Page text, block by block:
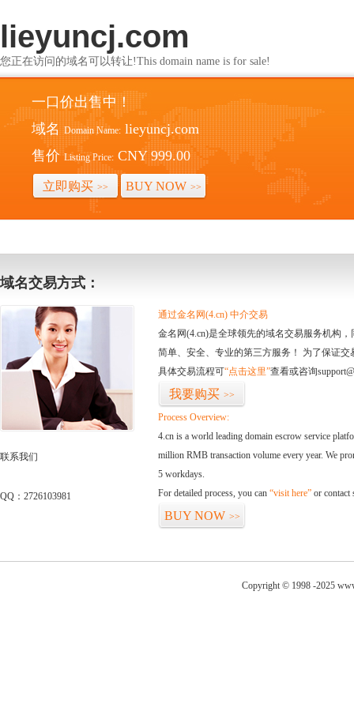
lieyuncj.com
您正在访问的域名可以转让!This domain name is for sale!
一口价出售中！
域名 Domain Name: lieyuncj.com
售价 Listing Price: CNY 999.00
立即购买 >> BUY NOW >>
域名交易方式：
联系我们
QQ：2726103981
通过金名网(4.cn) 中介交易
金名网(4.cn)是全球领先的域名交易服务机构
简单、安全、专业的第三方服务！ 为了保证
具体交易流程可“点击这里”查看或咨询
我要购买 >>
Process Overview:
4.cn is a world leading domain escrow service
million RMB transaction volume every year. We
5 workdays.
For detailed process, you can “visit here” or contact
BUY NOW >>
Copyright © 1998 -2025